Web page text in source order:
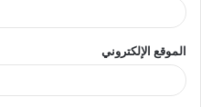
الموقع الإلكتروني